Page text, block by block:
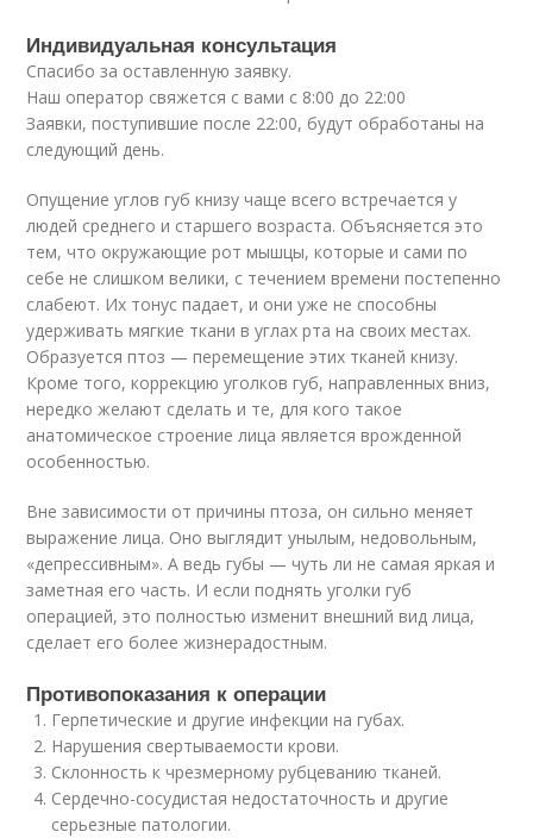
Индивидуальная консультация
Спасибо за оставленную заявку.
Наш оператор свяжется с вами с 8:00 до 22:00
Заявки, поступившие после 22:00, будут обработаны на
следующий день.
Опущение углов губ книзу чаще всего встречается у
людей среднего и старшего возраста. Объясняется это
тем, что окружающие рот мышцы, которые и сами по
себе не слишком велики, с течением времени постепенно
слабеют. Их тонус падает, и они уже не способны
удерживать мягкие ткани в углах рта на своих местах.
Образуется птоз — перемещение этих тканей книзу.
Кроме того, коррекцию уголков губ, направленных вниз,
нередко желают сделать и те, для кого такое
анатомическое строение лица является врожденной
особенностью.
Вне зависимости от причины птоза, он сильно меняет
выражение лица. Оно выглядит унылым, недовольным,
«депрессивным». А ведь губы — чуть ли не самая яркая и
заметная его часть. И если поднять уголки губ
операцией, это полностью изменит внешний вид лица,
сделает его более жизнерадостным.
Противопоказания к операции
Герпетические и другие инфекции на губах.
Нарушения свертываемости крови.
Склонность к чрезмерному рубцеванию тканей.
Сердечно-сосудистая недостаточность и другие
серьезные патологии.